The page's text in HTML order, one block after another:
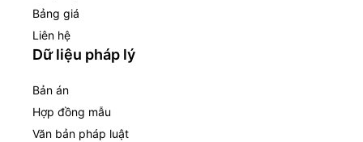
Bảng giá
Liên hệ
Dữ liệu pháp lý
Bản án
Hợp đồng mẫu
Văn bản pháp luật